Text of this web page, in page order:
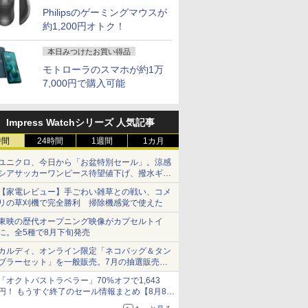
Philipsのゲーミングマウスが
約1,200円オトク！
本日みつけたお買い得品
モトローラのスマホが約1万
7,000円で購入可能
Impress Watchシリーズ 人気記事
24時間 1週間 1カ月
ニクロ、今日から「お盆特別セール」。涼感
アサッカーワンピース待望値下げ、撥水ギア
ョーツは1990円に
家電レビュー】手ごわい雑草との戦い、コメ
の草刈機で完全勝利 掃除機感覚で使えた
映の歴代オープニング映像がカプセルトイ
。全5種で8月下旬発売
ルディ、オンライン限定「ネコバッグ＆タン
ラーセット」を一般販売。7月の抽選販売の
選無効分
オクトパストラベラー」70%オフで1,643
！ もうすぐ終了のセール情報まとめ【8月8日